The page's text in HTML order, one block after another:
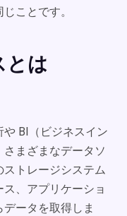
ことです。
とは
BI（ビジネスイン
まざまなデータソ
トレージシステム
、アプリケーショ
ータを取得しま